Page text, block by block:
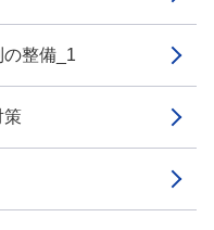
整備_1
策